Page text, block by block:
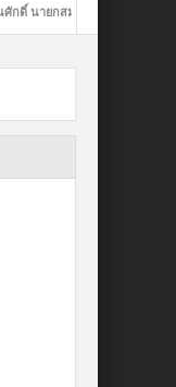
มาคมกีฬาย